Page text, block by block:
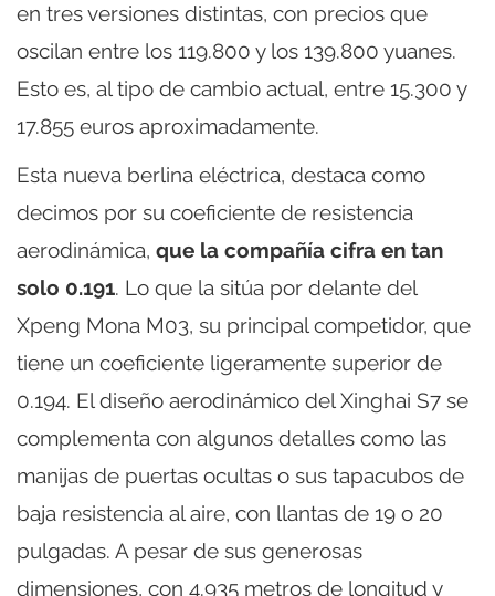
en tres versiones distintas, con precios que
oscilan entre los 119.800 y los 139.800 yuanes.
Esto es, al tipo de cambio actual, entre 15.300 y
17.855 euros aproximadamente.
Esta nueva berlina eléctrica, destaca como
decimos por su coeficiente de resistencia
aerodinámica, que la compañía cifra en tan
solo 0.191. Lo que la sitúa por delante del
Xpeng Mona M03, su principal competidor, que
tiene un coeficiente ligeramente superior de
0.194. El diseño aerodinámico del Xinghai S7 se
complementa con algunos detalles como las
manijas de puertas ocultas o sus tapacubos de
baja resistencia al aire, con llantas de 19 o 20
pulgadas. A pesar de sus generosas
dimensiones, con 4.935 metros de longitud y